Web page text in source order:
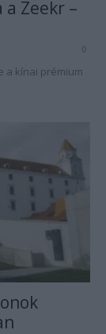
Zeekr –
0
a kínai prémium